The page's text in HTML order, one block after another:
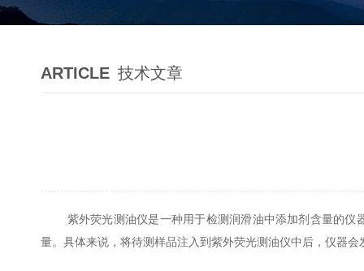
ARTICLE 技术文章
紫外荧光测油仪是一种用于检测润滑油中添加剂含量的仪器
量。具体来说，将待测样品注入到紫外荧光测油仪中后，仪器